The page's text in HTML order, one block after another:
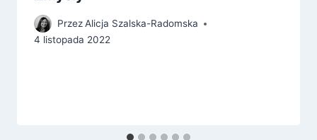
PrzezAlicja Szalska-Radomska
4 listopada 2022